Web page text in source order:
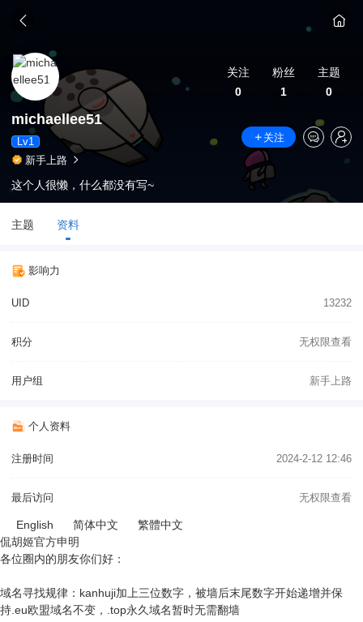
关注
0
粉丝
1
主题
0
michaellee51
Lv1
关注
新手上路
这个人很懒，什么都没有写~
主题 资料
影响力
UID 13232
积分 无权限查看
用户组 新手上路
个人资料
注册时间 2024-2-12 12:46
最后访问 无权限查看
English 简体中文
繁體中文
侃胡姬官方申明
各位圈内的朋友你们好：
域名寻找规律：kanhuji加上三位数字，被墙后末尾数字开始递增并保
持.eu欧盟域名不变，.top永久域名暂时无需翻墙